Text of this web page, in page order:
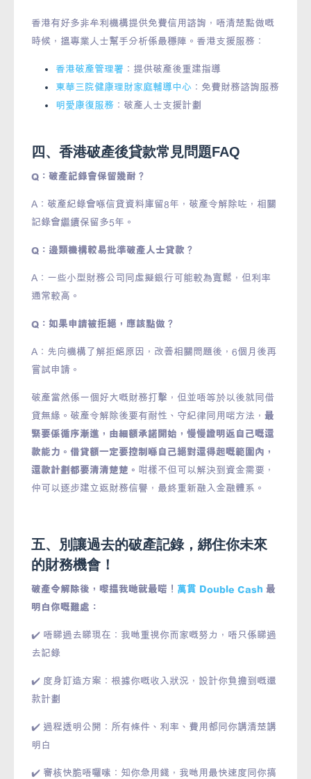
香港有好多非牟利機構提供免費信用諮詢，唔清楚點做嘅
時候，搵專業人士幫手分析係最穩陣。香港支援服務：
香港破產管理署 ：提供破產後重建指導
東華三院健康理財家庭輔導中心 ：免費財務諮詢服務
明愛康復服務 ：破產人士支援計劃
四、香港破產後貸款常見問題FAQ
Q：破產記錄會保留幾耐？
A：破產紀錄會喺信貸資料庫留8年，破產令解除咗，相關
記錄會繼續保留多5年。
Q：邊類機構較易批準破產人士貸款？
A：一些小型財務公司同虛擬銀行可能較為寬鬆，但利率
通常較高。
Q：如果申請被拒絕，應該點做？
A：先向機構了解拒絕原因，改善相關問題後，6個月後再
嘗試申請。
破產當然係一個好大嘅財務打擊，但並唔等於以後就同借
貸無緣。破產令解除後要有耐性、守紀律同用啱方法， 最
緊要係循序漸進，由細額承諾開始，慢慢證明返自己嘅還
款能力。借貸額一定要控制喺自己絕對還得起嘅範圍內，
還款計劃都要清清楚楚。 咁樣不但可以解決到資金需要，
仲可以逐步建立返財務信譽，最終重新融入金融體系。
五、別讓過去的破產記錄，綁住你未來
的財務機會！
破產令解除後，嚟搵我哋就最啱！ 萬貫 Double Cash 最
明白你嘅難處：
✔️ 唔睇過去睇現在：我哋重視你而家嘅努力，唔只係睇過
去記錄
✔️ 度身訂造方案：根據你嘅收入狀況，設計你負擔到嘅還
款計劃
✔️ 過程透明公開：所有條件、利率、費用都同你講清楚講
明白
✔️ 審核快脆唔囉嗦：知你急用錢，我哋用最快速度同你搞